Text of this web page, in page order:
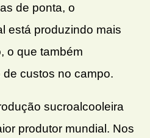
de ponta, o
está produzindo mais
o que também
custos no campo.
sucroalcooleira
produtor mundial. Nos